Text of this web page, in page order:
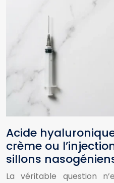
Acide
crème ou
sillons
La véritable question